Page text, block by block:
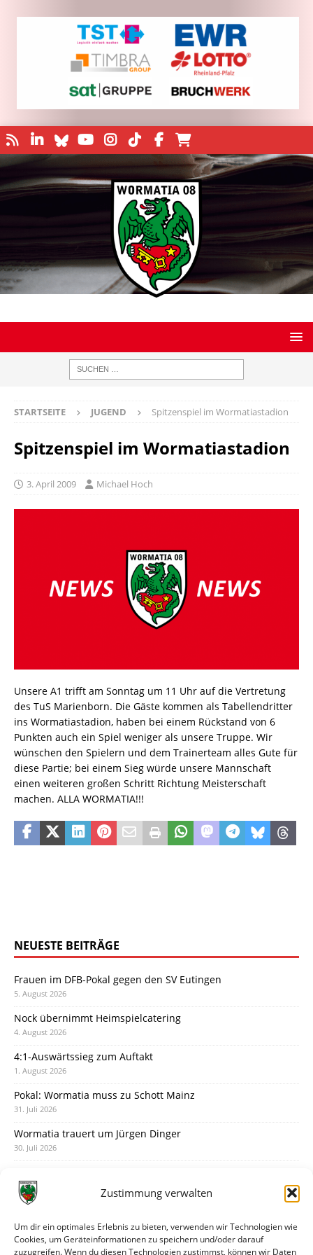
Zustimmung verwalten
Um dir ein optimales Erlebnis zu bieten, verwenden wir Technologien wie
Cookies, um Geräteinformationen zu speichern und/oder darauf
zuzugreifen. Wenn du diesen Technologien zustimmst, können wir Daten
STARTSEITE JUGEND Spitzenspiel im Wormatiastadion
Spitzenspiel im Wormatiastadion
3. April 2009 Michael Hoch
Unsere A1 trifft am Sonntag um 11 Uhr auf die Vertretung
des TuS Marienborn. Die Gäste kommen als Tabellendritter
ins Wormatiastadion, haben bei einem Rückstand von 6
Punkten auch ein Spiel weniger als unsere Truppe. Wir
wünschen den Spielern und dem Trainerteam alles Gute für
diese Partie; bei einem Sieg würde unsere Mannschaft
einen weiteren großen Schritt Richtung Meisterschaft
machen. ALLA WORMATIA!!!
NEUESTE BEITRÄGE
Frauen im DFB-Pokal gegen den SV Eutingen
5. August 2026
Nock übernimmt Heimspielcatering
4. August 2026
4:1-Auswärtssieg zum Auftakt
1. August 2026
Pokal: Wormatia muss zu Schott Mainz
31. Juli 2026
Wormatia trauert um Jürgen Dinger
30. Juli 2026
28. Juli 2026
28. Juli 2026
Neue Podcast-Folge: So tickt Björn!